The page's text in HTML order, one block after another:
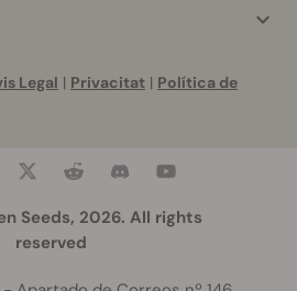
Legal | Privacitat | Política de
Seeds, 2026. All rights
reserved